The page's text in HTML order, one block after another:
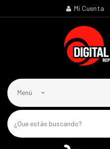
Mi Cuenta
Menú